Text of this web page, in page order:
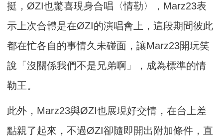
挺，ØZI也驚喜現身合唱〈情勒〉，Marz23表
示上次合體是在ØZI的演唱會上，這段期間彼此
都在忙各自的事情久未碰面，讓Marz23開玩笑
說「沒關係我們不是兄弟啊」，成為標準的情
勒王。
此外，Marz23與ØZI也展現好交情，在台上差
點親了起來，不過ØZI卻隨即開出附加條件，直